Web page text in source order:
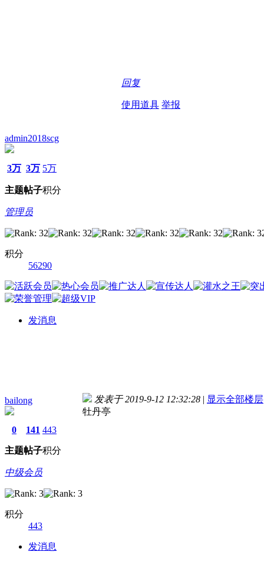
回复
使用道具 举报
admin2018scg
3万
主题
3万
帖子
5万
积分
管理员
积分
56290
发消息
bailong
0
主题
141
帖子
443
积分
中级会员
积分
443
发消息
发表于 2019-9-12 12:32:28 | 显示全部楼层
牡丹亭